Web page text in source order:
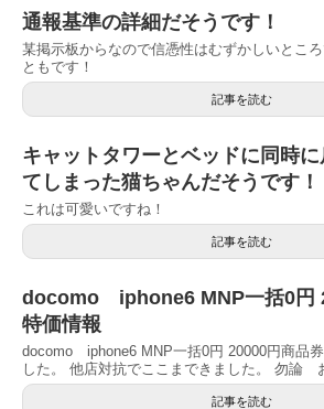
通報基準の詳細だそうです！
某掲示板からなので信憑性はむずかしいとこ
ともです！
記事を読む
キャットタワーとベッドに同時
てしまった猫ちゃんだそうです！
これは可愛いですね！
記事を読む
docomo iphone6 MNP一括0円
特価情報
docomo iphone6 MNP一括0円 20000円商品
した。 他店対抗でここまできました。 勿論
記事を読む